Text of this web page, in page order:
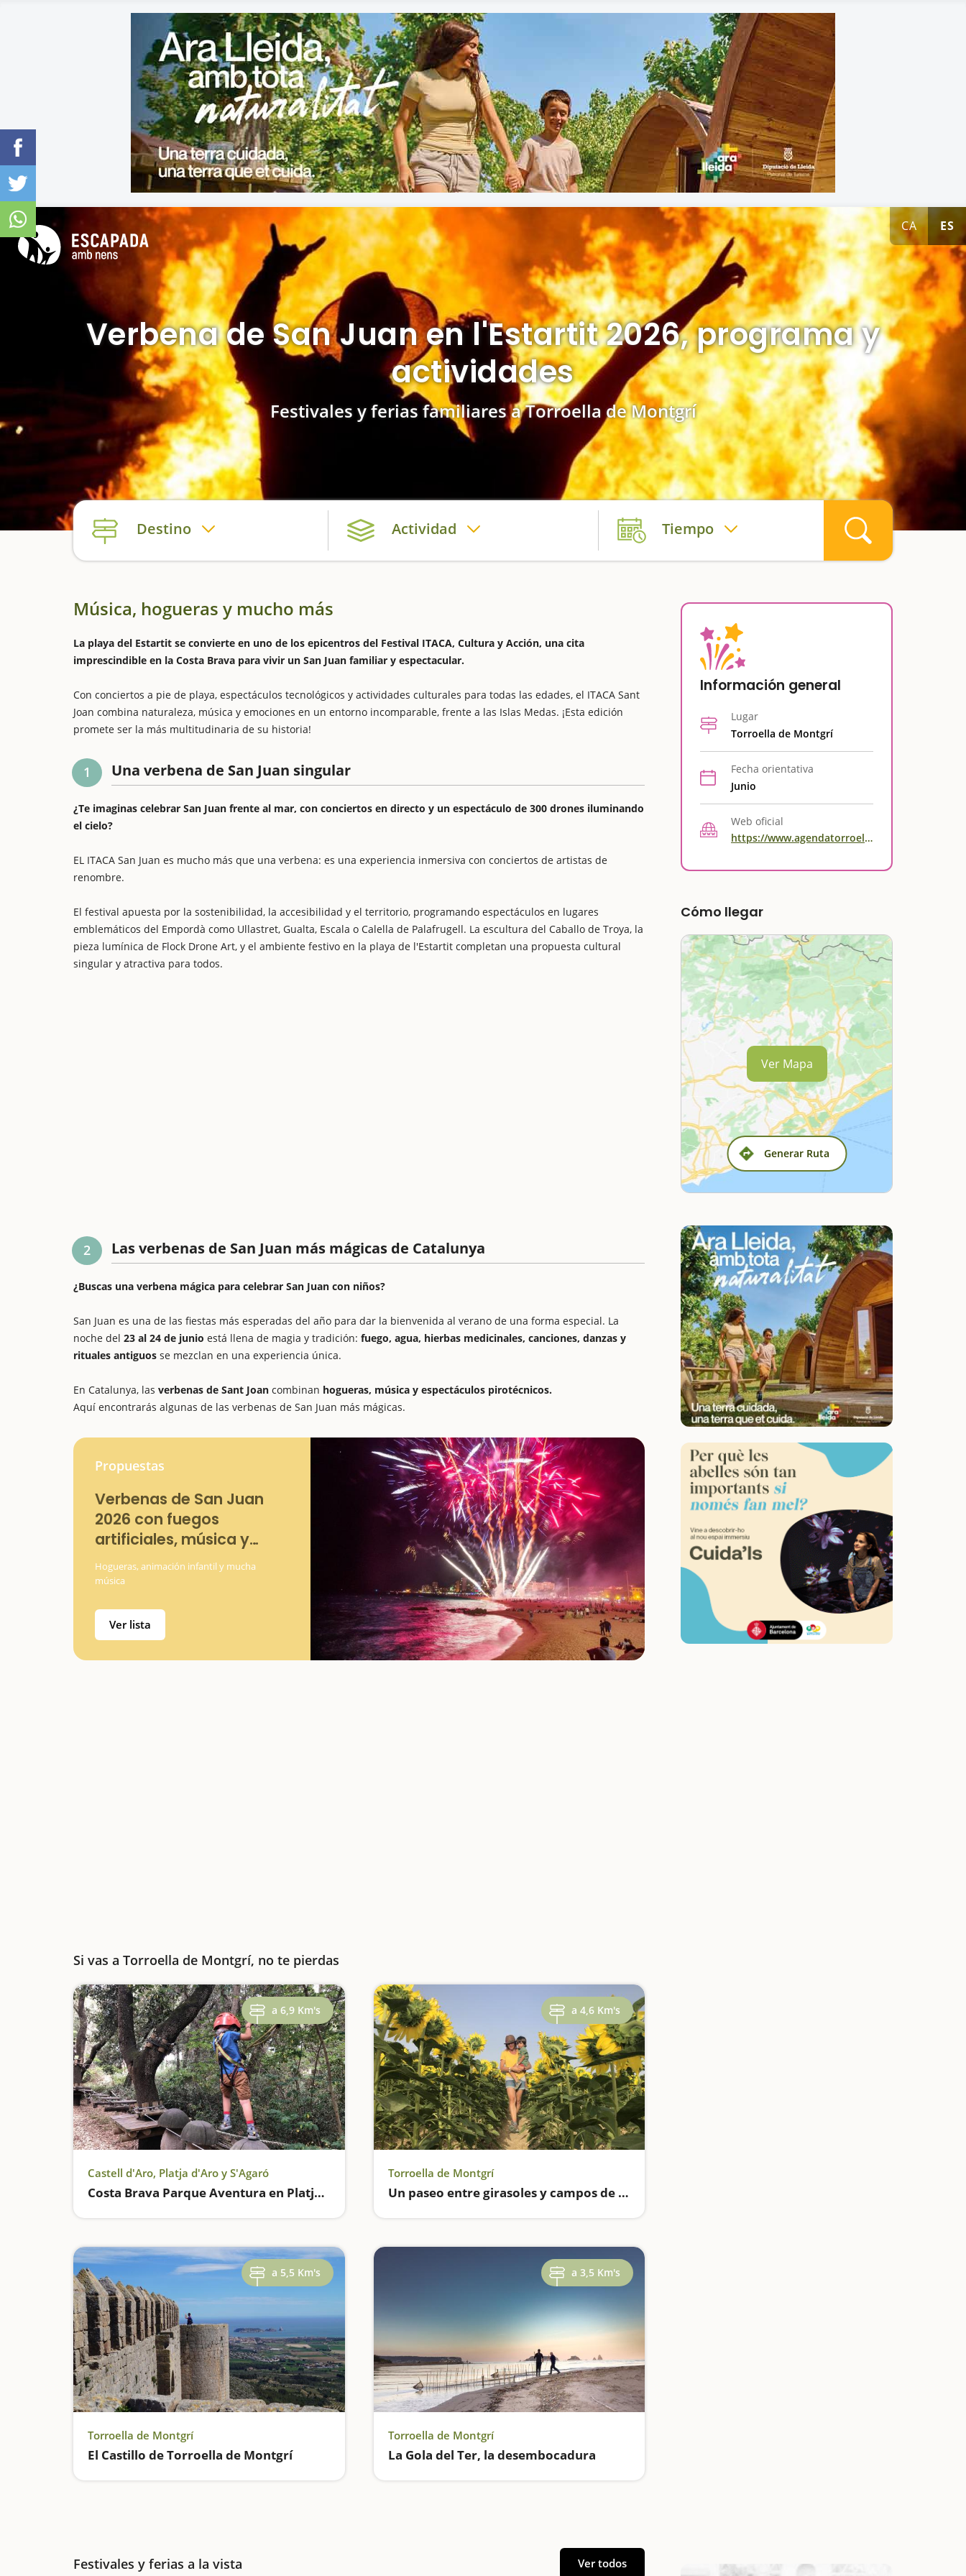
CA ES
Verbena de San Juan en l'Estartit 2026, programa y
actividades
Festivales y ferias familiares a Torroella de Montgrí
Destino Actividad Tiempo
Música, hogueras y mucho más
La playa del Estartit se convierte en uno de los epicentros del Festival ITACA, Cultura y Acción, una cita
imprescindible en la Costa Brava para vivir un San Juan familiar y espectacular.
Con conciertos a pie de playa, espectáculos tecnológicos y actividades culturales para todas las edades, el ITACA Sant
Joan combina naturaleza, música y emociones en un entorno incomparable, frente a las Islas Medas. ¡Esta edición
promete ser la más multitudinaria de su historia!
1 Una verbena de San Juan singular
¿Te imaginas celebrar San Juan frente al mar, con conciertos en directo y un espectáculo de 300 drones iluminando
el cielo?
EL ITACA San Juan es mucho más que una verbena: es una experiencia inmersiva con conciertos de artistas de
renombre.
El festival apuesta por la sostenibilidad, la accesibilidad y el territorio, programando espectáculos en lugares
emblemáticos del Empordà como Ullastret, Gualta, Escala o Calella de Palafrugell. La escultura del Caballo de Troya, la
pieza lumínica de Flock Drone Art, y el ambiente festivo en la playa de l'Estartit completan una propuesta cultural
singular y atractiva para todos.
2 Las verbenas de San Juan más mágicas de Catalunya
¿Buscas una verbena mágica para celebrar San Juan con niños?
San Juan es una de las fiestas más esperadas del año para dar la bienvenida al verano de una forma especial. La
noche del 23 al 24 de junio está llena de magia y tradición: fuego, agua, hierbas medicinales, canciones, danzas y
rituales antiguos se mezclan en una experiencia única.
En Catalunya, las verbenas de Sant Joan combinan hogueras, música y espectáculos pirotécnicos.
Aquí encontrarás algunas de las verbenas de San Juan más mágicas.
Propuestas
Verbenas de San Juan
2026 con fuegos
artificiales, música y
rituales
Hogueras, animación infantil y mucha
música
Ver lista
Si vas a Torroella de Montgrí, no te pierdas
a 6,9 Km's
Castell d'Aro, Platja d'Aro y S'Agaró
Costa Brava Parque Aventura en Platja d'Aro
a 4,6 Km's
Torroella de Montgrí
Un paseo entre girasoles y campos de arroz en Torroella de Montgrí
a 5,5 Km's
Torroella de Montgrí
El Castillo de Torroella de Montgrí
a 3,5 Km's
Torroella de Montgrí
La Gola del Ter, la desembocadura
Festivales y ferias a la vista Ver todos
Información general
Lugar
Torroella de Montgrí
Fecha orientativa
Junio
Web oficial
https://www.agendatorroella.com
Cómo llegar
Generar Ruta
Ver Mapa